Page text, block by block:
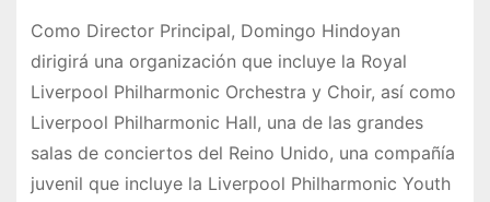
Como Director Principal, Domingo Hindoyan
dirigirá una organización que incluye la Royal
Liverpool Philharmonic Orchestra y Choir, así como
Liverpool Philharmonic Hall, una de las grandes
salas de conciertos del Reino Unido, una compañía
juvenil que incluye la Liverpool Philharmonic Youth